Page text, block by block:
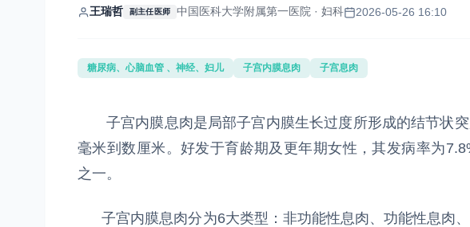
王瑞哲 副主任医师 中国医科大学附属第一医院 · 妇科 2026-05-26 16:10
糖尿病、心脑血管 、神经、妇儿 子宫内膜息肉 子宫息肉
子宫内膜息肉是局部子宫内膜生长过度所形成的结节状突
毫米到数厘米。好发于育龄期及更年期女性，其发病率为
之一。
子宫内膜息肉分为6大类型：非功能性息肉、功能性息肉、